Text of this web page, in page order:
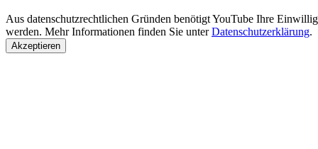
Aus datenschutzrechtlichen Gründen benötigt YouTube Ihre
werden. Mehr Informationen finden Sie unterDatenschutzerklärung.
Akzeptieren